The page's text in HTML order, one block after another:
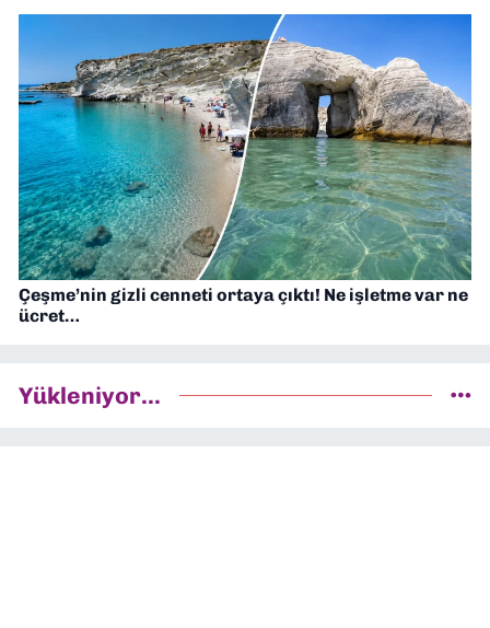
Çeşme’nin gizli cenneti ortaya çıktı! Ne işletme var ne
ücret…
Yükleniyor...